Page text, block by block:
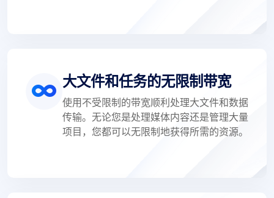
大文件和任务的无限制带宽
使用不受限制的带宽顺利处理大文件和数据
传输。无论您是处理媒体内容还是管理大量
项目，您都可以无限制地获得所需的资源。